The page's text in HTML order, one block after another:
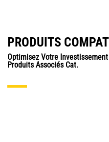
PRODUITS
Optimisez Votre
Produits Associés Cat.